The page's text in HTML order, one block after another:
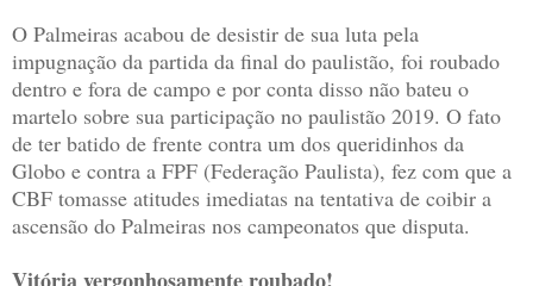
O Palmeiras acabou de desistir de sua luta pela
impugnação da partida da final do paulistão, foi roubado
dentro e fora de campo e por conta disso não bateu o
martelo sobre sua participação no paulistão 2019. O fato
de ter batido de frente contra um dos queridinhos da
Globo e contra a FPF (Federação Paulista), fez com que a
CBF tomasse atitudes imediatas na tentativa de coibir a
ascensão do Palmeiras nos campeonatos que disputa.